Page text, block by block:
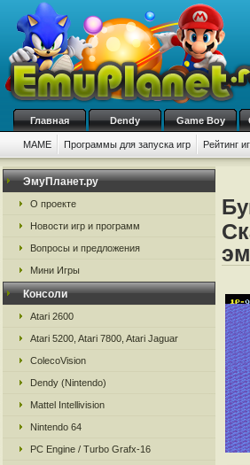
Главная Dendy Game Boy
MAME Программы для запуска игр Рейтинг
ЭмуПланет.ру
О проекте
Новости игр и программ
Вопросы и предложения
Мини Игры
Консоли
Atari 2600
Atari 5200, Atari 7800, Atari Jaguar
ColecoVision
Dendy (Nintendo)
Mattel Intellivision
Nintendo 64
PC Engine / Turbo Grafx-16